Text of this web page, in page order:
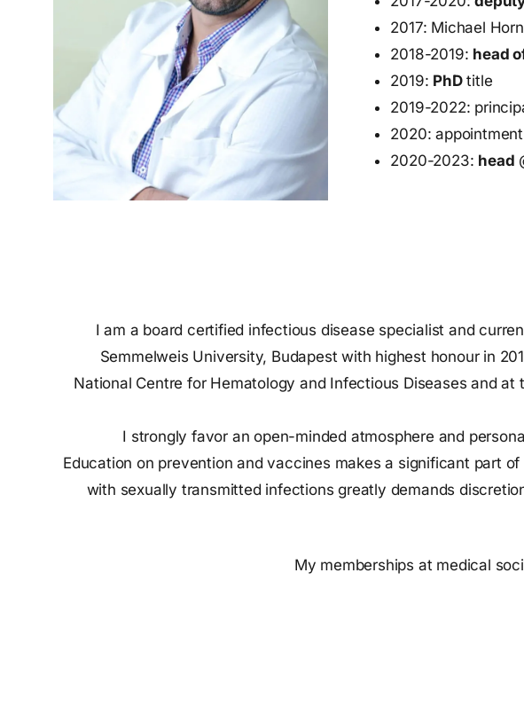
2017: Michael
2018-2019: head
2019: PhDtitle
2019-2022:
2020:
2020-2023: head
I am a board certified infectious disease specialist and
Semmelweis University, Budapest with highest honour in
National Centre for Hematology and Infectious Diseases and
I strongly favor an open-minded atmosphere and
Education on prevention and vaccines makes a significant part
with sexually transmitted infections greatly demands
My memberships at medical